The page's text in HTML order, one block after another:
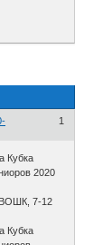
1
Кубка
2020
ВОШК, 7-12
Кубка